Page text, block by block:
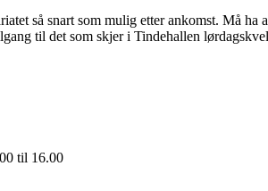
så snart som mulig etter ankomst. Må ha
til det som skjer i Tindehallen
til 16.00